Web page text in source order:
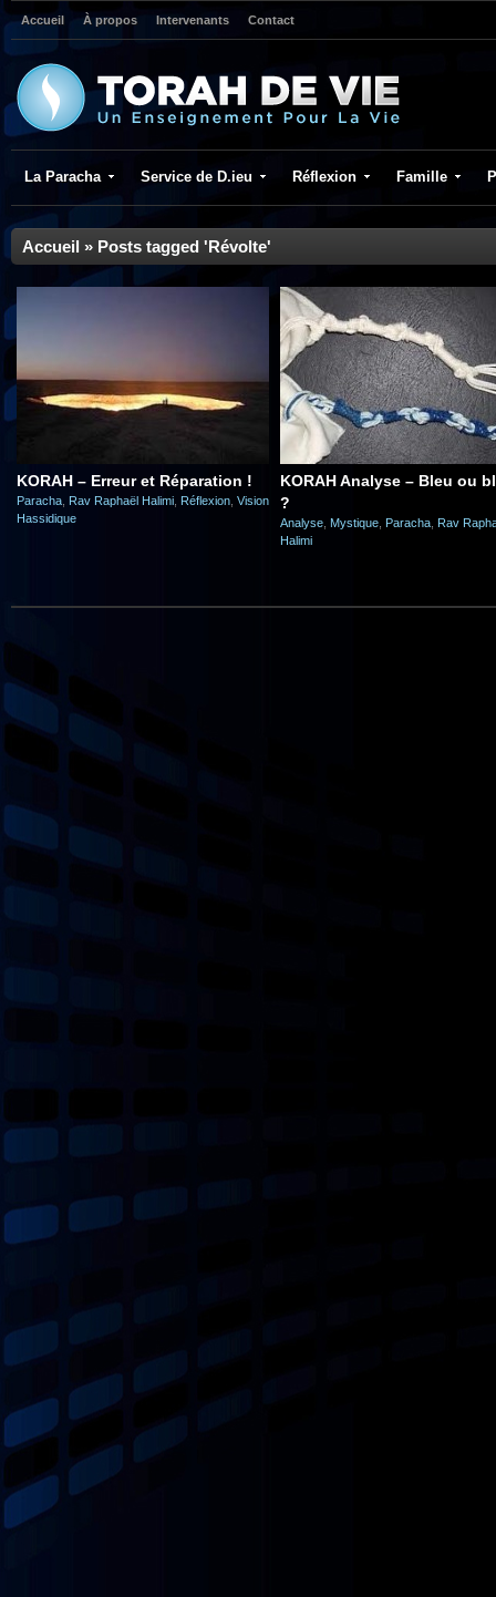
Accueil À propos Intervenants Contact
La Paracha Service de D.ieu Réflexion Famille
Accueil » Posts tagged 'Révolte'
KORAH – Erreur et Réparation !
Paracha Rav Raphaël Halimi Réflexion Vision
Hassidique
KORAH Analyse – Bleu ou
?
Analyse Mystique Paracha Rav
Halimi